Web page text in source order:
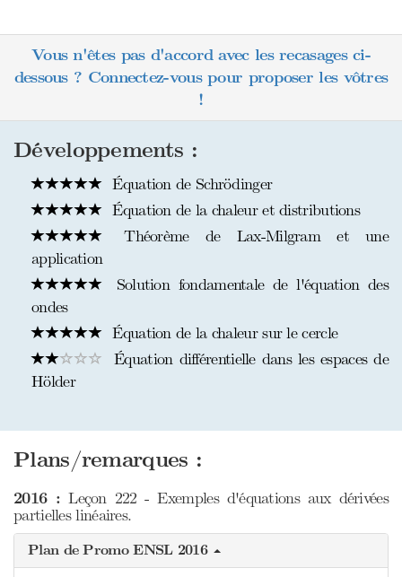
Vous n'êtes pas d'accord avec les recasages ci-
dessous ? Connectez-vous pour proposer les vôtres
!
Développements :
Équation de Schrödinger
Équation de la chaleur et distributions
Théorème de Lax-Milgram et une
application
Solution fondamentale de l'équation des
ondes
Équation de la chaleur sur le cercle
Équation différentielle dans les espaces de
Hölder
Plans/remarques :
2016 : Leçon 222 - Exemples d'équations aux dérivées
partielles linéaires.
Plan de Promo ENSL 2016